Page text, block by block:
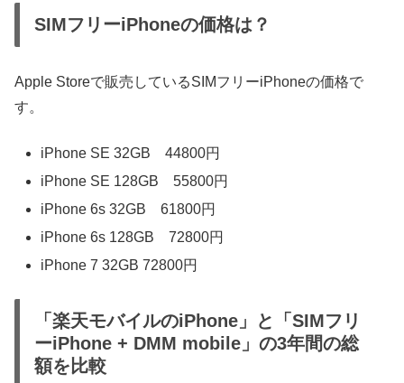
SIMフリーiPhoneの価格は？
Apple Storeで販売しているSIMフリーiPhoneの価格で
す。
iPhone SE 32GB 44800円
iPhone SE 128GB 55800円
iPhone 6s 32GB 61800円
iPhone 6s 128GB 72800円
iPhone 7 32GB 72800円
「楽天モバイルのiPhone」と「SIMフリ
ーiPhone + DMM mobile」の3年間の総
額を比較